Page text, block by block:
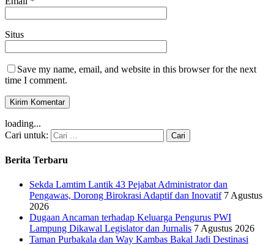
Situs
Save my name, email, and website in this browser for the next
time I comment.
loading...
Cari untuk:
Berita Terbaru
Sekda Lamtim Lantik 43 Pejabat Administrator dan
Pengawas, Dorong Birokrasi Adaptif dan Inovatif 7 Agustus
2026
Dugaan Ancaman terhadap Keluarga Pengurus PWI
Lampung Dikawal Legislator dan Jurnalis 7 Agustus 2026
Taman Purbakala dan Way Kambas Bakal Jadi Destinasi